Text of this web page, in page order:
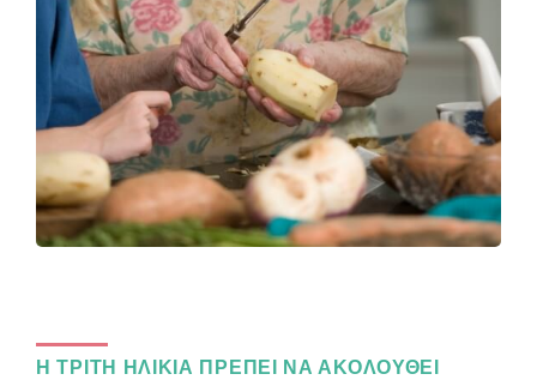
Η ΤΡΙΤΗ ΗΛΙΚΙΑ ΠΡΕΠΕΙ ΝΑ ΑΚΟΛΟΥΘΕΙ